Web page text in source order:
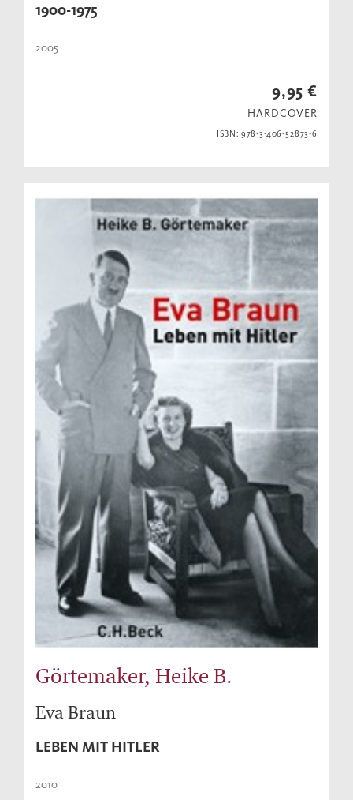
1900-1975
2005
9,95 €
HARDCOVER
ISBN: 978-3-406-52873-6
Görtemaker, Heike B.
Eva Braun
LEBEN MIT HITLER
2010